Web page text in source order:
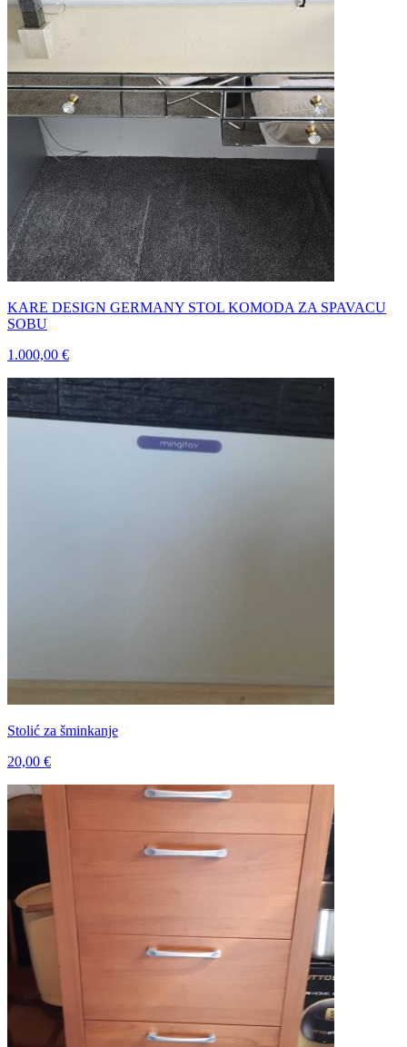
KARE DESIGN GERMANY STOL KOMODA ZA SPAVACU
SOBU
1.000,00 €
Stolić za šminkanje
20,00 €